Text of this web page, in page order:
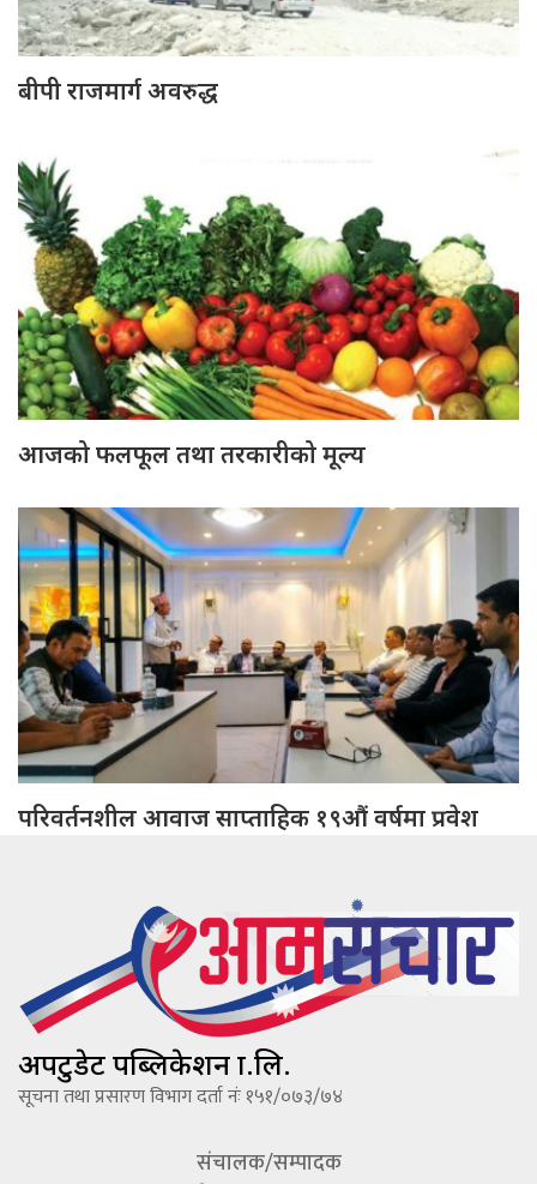
बीपी राजमार्ग अवरुद्ध
आजको फलफूल तथा तरकारीको मूल्य
परिवर्तनशील आवाज साप्ताहिक १९औं वर्षमा प्रवेश
अपटुडेट पब्लिकेशन प्रा.लि.
सूचना तथा प्रसारण विभाग दर्ता नंः १५१/०७३/७४
संचालक/सम्पादक